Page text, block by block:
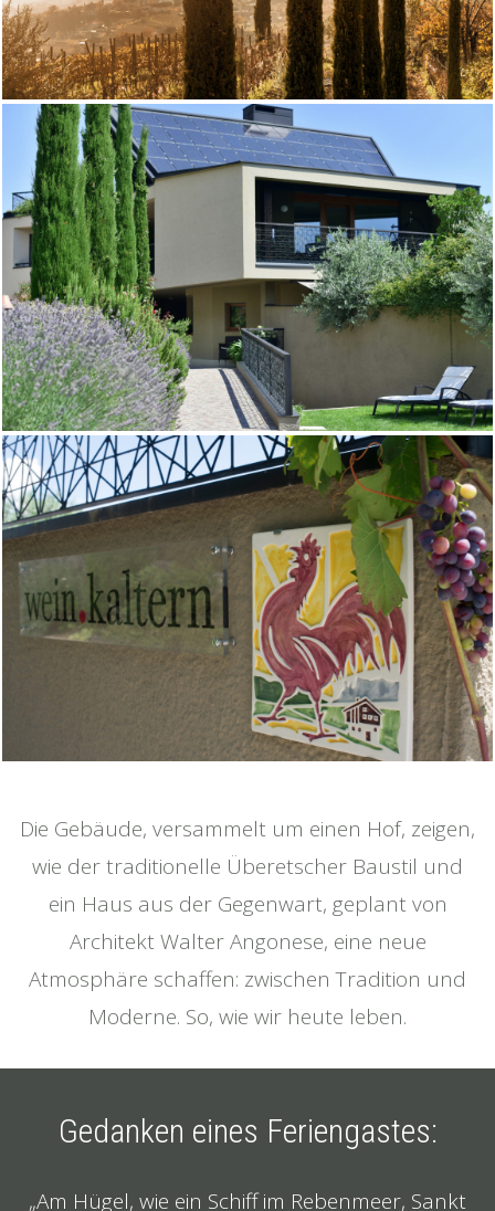
Die Gebäude, versammelt um einen Hof, zeigen,
wie der traditionelle Überetscher Baustil und
ein Haus aus der Gegenwart, geplant von
Architekt Walter Angonese, eine neue
Atmosphäre schaffen: zwischen Tradition und
Moderne. So, wie wir heute leben.
Gedanken eines Feriengastes:
„Am Hügel, wie ein Schiff im Rebenmeer, Sankt